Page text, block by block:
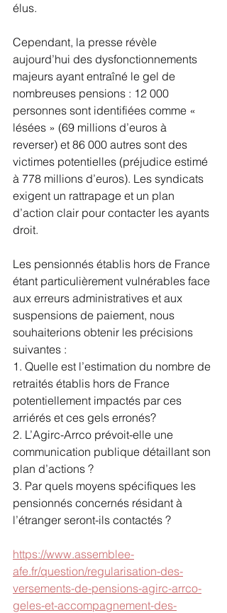
élus.
Cependant, la presse révèle
aujourd’hui des dysfonctionnements
majeurs ayant entraîné le gel de
nombreuses pensions : 12 000
personnes sont identifiées comme «
lésées » (69 millions d’euros à
reverser) et 86 000 autres sont des
victimes potentielles (préjudice estimé
à 778 millions d’euros). Les syndicats
exigent un rattrapage et un plan
d’action clair pour contacter les ayants
droit.
Les pensionnés établis hors de France
étant particulièrement vulnérables face
aux erreurs administratives et aux
suspensions de paiement, nous
souhaiterions obtenir les précisions
suivantes :
1. Quelle est l’estimation du nombre de
retraités établis hors de France
potentiellement impactés par ces
arriérés et ces gels erronés?
2. L’Agirc-Arrco prévoit-elle une
communication publique détaillant son
plan d’actions ?
3. Par quels moyens spécifiques les
pensionnés concernés résidant à
l’étranger seront-ils contactés ?
https://www.assemblee-
afe.fr/question/regularisation-des-
versements-de-pensions-agirc-arrco-
geles-et-accompagnement-des-